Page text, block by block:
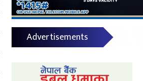
Advertisements